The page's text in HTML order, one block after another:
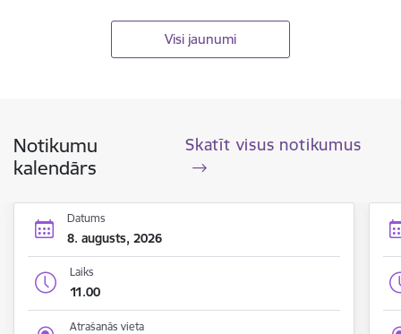
Visi jaunumi
Notikumu
kalendārs
Skatīt visus notikumus
Datums
8. augusts, 2026
Laiks
11.00
Atrašanās vieta